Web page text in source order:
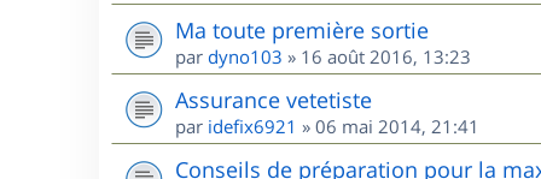
Ma toute première sortie
par dyno103 » 16 août 2016, 13:23
Assurance vetetiste
par idefix6921 » 06 mai 2014, 21:41
Conseils de préparation pour la